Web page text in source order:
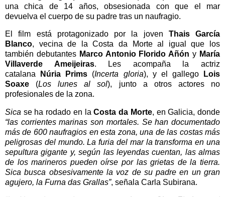
una chica de 14 años, obsesionada con que el mar
devuelva el cuerpo de su padre tras un naufragio.
El film está protagonizado por la joven Thais García
Blanco, vecina de la Costa da Morte al igual que los
también debutantes Marco Antonio Florido Añón y María
Villaverde Ameijeiras. Les acompaña la actriz
catalana
Núria Prims (Incerta gloria), y el gallego
Lois
Soaxe (Los lunes al sol), junto a otros actores no
profesionales de la zona.
Sica se ha rodado en laCosta da Morte, en Galicia, donde
“las corrientes marinas son mortales. Se han documentado
más de 600 naufragios en esta zona, una de las costas más
peligrosas del mundo. La furia del mar la transforma en una
sepultura gigante y, según las leyendas cuentan, las almas
de los marineros pueden oírse por las grietas de la tierra.
Sica busca obsesivamente la voz de su padre en un gran
agujero, la Furna das Grallas”, señala Carla Subirana.